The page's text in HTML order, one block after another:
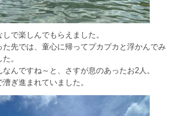
で楽しんでもらえました。
た先では、童心に帰ってプカプカと浮かんでみ
。
んですね～と、さすが息のあったお2人。
ぎ進まれていました。